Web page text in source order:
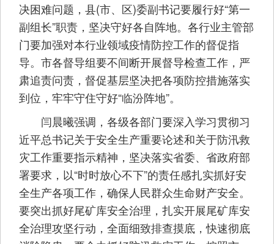
决困难问题，县(市、区)委副书记要履行好“第一
副组长”职责，坚决守好各自阵地。各行业主管部
门要加强对本行业领域疫情防控工作的督促指
导。市各督导组要不间断开展督导检查工作，严
肃追责问责，督促基层坚决把各项防控措施落实
到位，牢牢守住守好“临汾阵地”。
闫晨曦强调，各级各部门要深入学习贯彻习
近平总书记关于安全生产重要论述和关于防汛救
灾工作重要指示精神，坚决落实省委、省政府部
署要求，以“时时放心不下”的责任感扎实抓好安
全生产各项工作，确保人民群众生命财产安全。
要突出抓好尾矿库安全治理，扎实开展尾矿库安
全治理攻坚行动，全面细致排查摸底，快速彻底